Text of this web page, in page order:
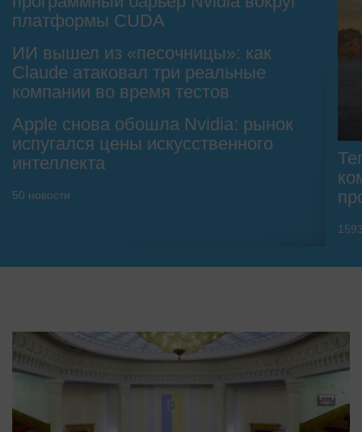
платформы CUDA
ИИ вышел из «песочницы»: как
Claude атаковал три реальные
компании во время тестов
Apple снова обошла Nvidia: рынок
испугался цены искусственного
интеллекта
50 новости